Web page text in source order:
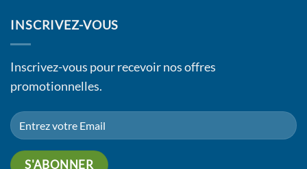
INSCRIVEZ-VOUS
Inscrivez-vous pour recevoir nos offres
promotionnelles.